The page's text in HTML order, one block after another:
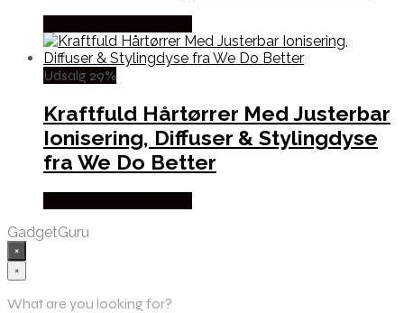
Udsalg 29%
Kraftfuld Hårtørrer Med Justerbar
Ionisering, Diffuser & Stylingdyse
fra We Do Better
GadgetGuru
×
×
What are you looking for?